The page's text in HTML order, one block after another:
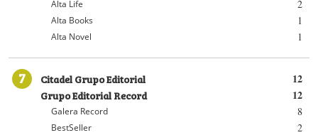
2
Alta Life
1
Alta Books
1
Alta Novel
7 12
Citadel Grupo Editorial
12
Grupo Editorial Record
8
Galera Record
2
BestSeller